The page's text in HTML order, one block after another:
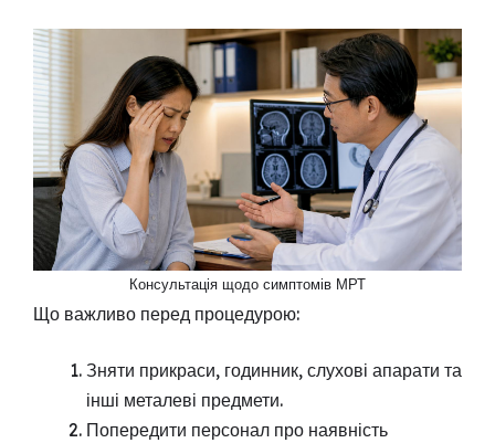
Консультація щодо симптомів МРТ
Що важливо перед процедурою:
Зняти прикраси, годинник, слухові апарати та
інші металеві предмети.
Попередити персонал про наявність